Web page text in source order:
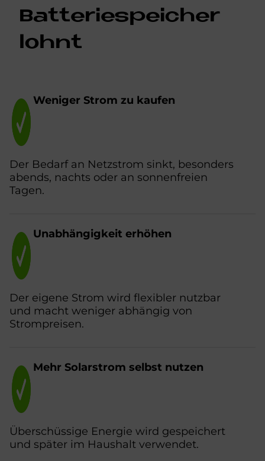
Bat­te­rie­spei­cher
lohnt
We­ni­ger Strom zu­ kau­fen
Der Bedarf an Netzstrom sinkt, besonders
abends, nachts oder an sonnenfreien
Tagen.
Un­ab­hän­gig­keit er­hö­hen
Der eigene Strom wird flexibler nutzbar
und macht weniger abhängig von
Strompreisen.
Mehr So­lar­strom selbst nut­zen
Überschüssige Energie wird gespeichert
und später im Haushalt verwendet.